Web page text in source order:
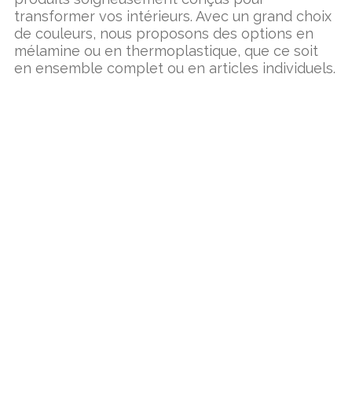
transformer vos intérieurs. Avec un grand choix
de couleurs, nous proposons des options en
mélamine ou en thermoplastique, que ce soit
en ensemble complet ou en articles individuels.